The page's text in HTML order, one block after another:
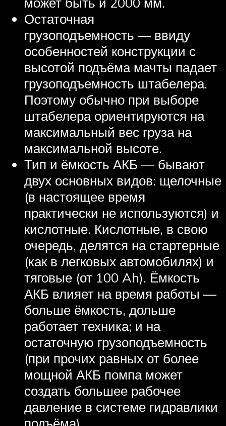
Остаточная
грузоподъемность — ввиду
особенностей конструкции с
высотой подъёма мачты падает
грузоподъемность штабелера.
Поэтому обычно при выборе
штабелера ориентируются на
максимальный вес груза на
максимальной высоте.
Тип и ёмкость АКБ — бывают
двух основных видов: щелочные
(в настоящее время
практически не используются) и
кислотные. Кислотные, в свою
очередь, делятся на стартерные
(как в легковых автомобилях) и
тяговые (от 100 Ah). Ёмкость
АКБ влияет на время работы —
больше ёмкость, дольше
работает техника; и на
остаточную грузоподъемность
(при прочих равных от более
мощной АКБ помпа может
создать большее рабочее
давление в системе гидравлики